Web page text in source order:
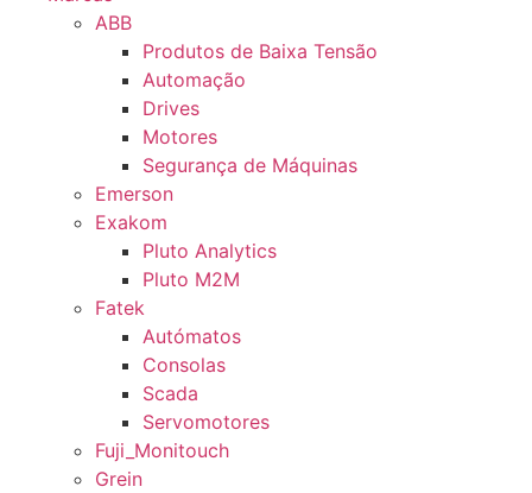
ABB
Produtos de Baixa Tensão
Automação
Drives
Motores
Segurança de Máquinas
Emerson
Exakom
Pluto Analytics
Pluto M2M
Fatek
Autómatos
Consolas
Scada
Servomotores
Fuji_Monitouch
Grein